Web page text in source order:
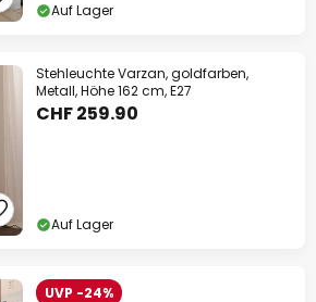
Auf Lager
Stehleuchte Varzan, goldfarben,
Metall, Höhe 162 cm, E27
CHF 259.90
Auf Lager
UVP -24%